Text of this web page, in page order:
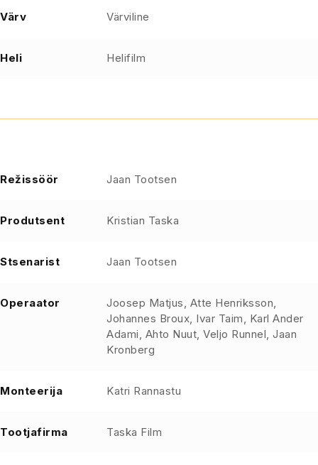
Värv Värviline
Heli Helifilm
Režissöör Jaan Tootsen
Produtsent Kristian Taska
Stsenarist Jaan Tootsen
Operaator
Joosep Matjus, Atte Henriksson,
Johannes Broux, Ivar Taim, Karl Ander
Adami, Ahto Nuut, Veljo Runnel, Jaan
Kronberg
Monteerija Katri Rannastu
Tootjafirma Taska Film